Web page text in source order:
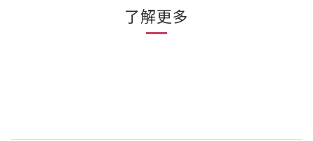
了解更多